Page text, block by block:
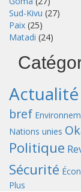
Sud-Kivu (27)
Paix (25)
Matadi (24)
Actualité
bref
Nations unies
Politique
Sécurité
Plus